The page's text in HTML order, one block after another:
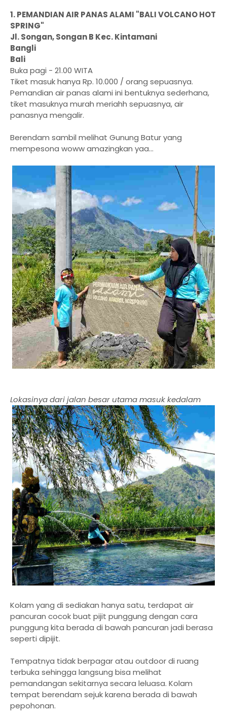
1. PEMANDIAN AIR PANAS ALAMI "BALI VOLCANO HOT
SPRING"
Jl. Songan, Songan B Kec. Kintamani
Bangli
Bali
Buka pagi - 21.00 WITA
Tiket masuk hanya Rp. 10.000 / orang sepuasnya.
Pemandian air panas alami ini bentuknya sederhana,
tiket masuknya murah meriahh sepuasnya, air
panasnya mengalir.
Berendam sambil melihat Gunung Batur yang
mempesona woww amazingkan yaa...
Lokasinya dari jalan besar utama masuk kedalam
Kolam yang di sediakan hanya satu, terdapat air
pancuran cocok buat pijit punggung dengan cara
punggung kita berada di bawah pancuran jadi berasa
seperti dipijit.
Tempatnya tidak berpagar atau outdoor di ruang
terbuka sehingga langsung bisa melihat
pemandangan sekitarnya secara leluasa. Kolam
tempat berendam sejuk karena berada di bawah
pepohonan.